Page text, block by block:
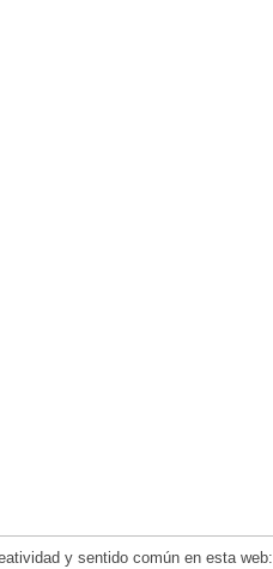
y sentido común en esta web: